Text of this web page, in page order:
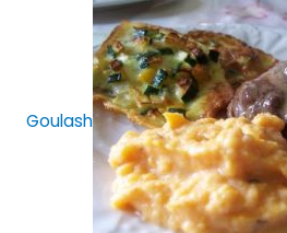
Goulash